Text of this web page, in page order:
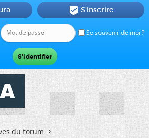
Se souvenir de moi ?
 S'inscrire
du forum